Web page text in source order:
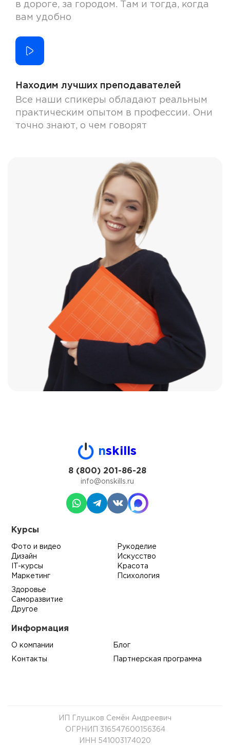
в дороге, за городом. Там и тогда, когда
вам удобно
Находим лучших преподавателей
Все наши спикеры обладают реальным
практическим опытом в профессии. Они
точно знают, о чем говорят
nskills
8 (800) 201-86-28
info@onskills.ru
Курсы
Фото и видео
Дизайн
IT-курсы
Маркетинг
Рукоделие
Искусство
Красота
Психология
Здоровье
Саморазвитие
Другое
Информация
О компании Блог
Контакты Партнерская программа
ИП Глушков Семён Андреевич
ОГРНИП 316547600156364
ИНН 541003174020